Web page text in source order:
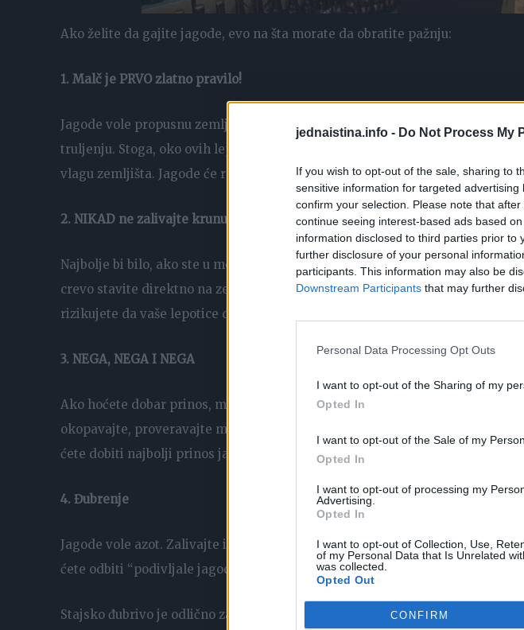
jednaistina.info - Do Not Process My
If you wish to opt-out of the sale, sharing to
sensitive information for targeted
confirm your selection. Please note that
continue seeing interest-based ads based
information disclosed to third parties prior
further disclosure of your personal
participants. This information may also be
Downstream Participants that may further
Personal Data Processing Opt Outs
I want to opt-out of the Sharing of my
Opted In
I want to opt-out of the Sale of my
Opted In
I want to opt-out of processing my
Advertising.
Opted In
I want to opt-out of Collection, Use,
of my Personal Data that Is Unrelated
was collected.
Opted Out
CONFIRM
Ako želite da gajite jagode, evo na šta morate da obratite pažnju:
1. Malč je PRVO zlatno pravilo!
Jagode vole propusnu zemlju, ali i da im koren ne ostane suv. Pošto rastu tik
truljenju. Stoga, oko ovih lepotica stavite slamu. Ona će zaštiti jagode od
vlagu zemljišta. Jagode će rasti i zriti, a vi ćete brati čiste i neoštećene
2. NIKAD ne zalivajte krunu jagode (to je onih par listova na vrhu)
Najbolje bi bilo, ako ste u mogućnosti da navodnjavate jagode “kap po kap”
crevo stavite direktno na zemlju, omogućavajući da se “natopi” koren, ali ne
rizikujete da vaše lepotice dobiju fleke po listovima, te da se osuše.
3. NEGA, NEGA I NEGA
Ako hoćete dobar prinos, morate i da se pomučite. Ništa neće samo do sebe
okopavajte, proveravajte malč, secite stare i osušene listove, podbirajte
ćete dobiti najbolji prinos jagoda.
4. Đubrenje
Jagode vole azot. Zalivajte ih sa đubrivom obogaćenim azotom, ali samo u
ćete odbiti “podivljale jagode” koje čini jag grm bez bobica.
Stajsko đubrivo je odlično za jagode. Jednostavno ga “pobacajte” po